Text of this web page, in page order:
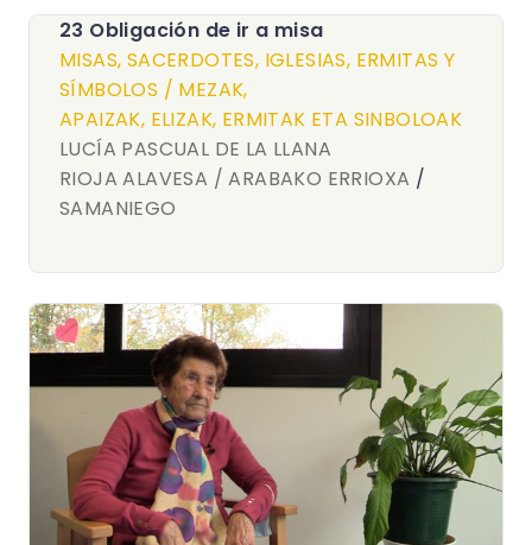
23 Obligación de ir a misa
MISAS, SACERDOTES, IGLESIAS, ERMITAS Y
SÍMBOLOS / MEZAK,
APAIZAK, ELIZAK, ERMITAK ETA SINBOLOAK
LUCÍA PASCUAL DE LA LLANA
RIOJA ALAVESA / ARABAKO ERRIOXA /
SAMANIEGO